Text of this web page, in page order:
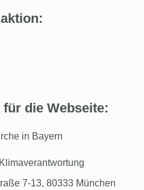
die Webseite:
in Bayern
7-13, 80333 München